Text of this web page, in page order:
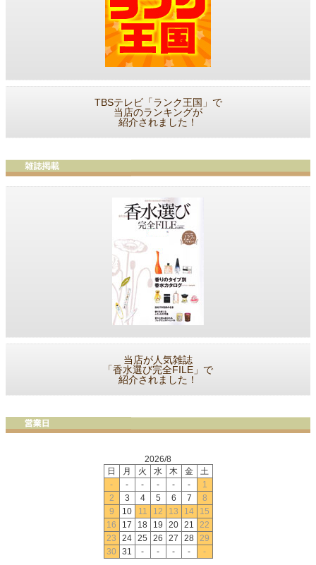
TBSテレビ「ランク王国」で
当店のランキングが
紹介されました！
当店が人気雑誌
「香水選び完全FILE」で
紹介されました！
2026/8
日
月 火 水 木 金
土
-
- - - - -
1
2
3 4 5 6 7
8
9
10 11 12 13 14
15
16
17 18 19 20 21
22
23
24 25 26 27 28 29
30
31 - - - - -